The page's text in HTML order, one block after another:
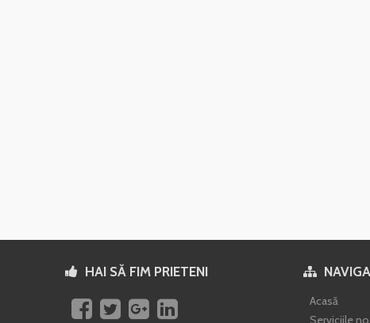
HAI SĂ FIM PRIETENI
Acasă
Serviciile